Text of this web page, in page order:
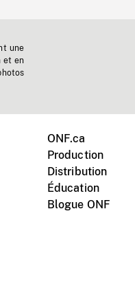
une
et en
ONF.ca
Production
Distribution
Éducation
Blogue ONF